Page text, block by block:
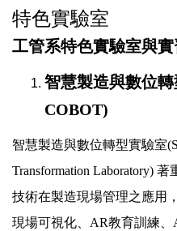
特色實驗室
工管系特色實驗室與
智慧製造與數位
COBOT)
智慧製造與數位轉型實驗室
Transformation Laboratory)
技術在製造現場管理之應用
現場可視化、AR教育訓練、